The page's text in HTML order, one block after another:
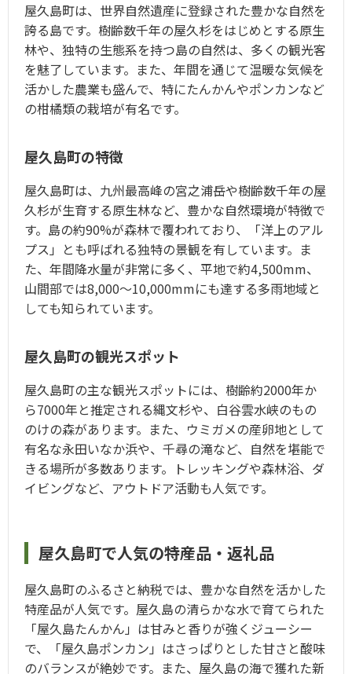
屋久島町は、世界自然遺産に登録された豊かな自然を
誇る島です。樹齢数千年の屋久杉をはじめとする原生
林や、独特の生態系を持つ島の自然は、多くの観光客
を魅了しています。また、年間を通じて温暖な気候を
活かした農業も盛んで、特にたんかんやポンカンなど
の柑橘類の栽培が有名です。
屋久島町の特徴
屋久島町は、九州最高峰の宮之浦岳や樹齢数千年の屋
久杉が生育する原生林など、豊かな自然環境が特徴で
す。島の約90%が森林で覆われており、「洋上のアル
プス」とも呼ばれる独特の景観を有しています。ま
た、年間降水量が非常に多く、平地で約4,500mm、
山間部では8,000～10,000mmにも達する多雨地域と
しても知られています。
屋久島町の観光スポット
屋久島町の主な観光スポットには、樹齢約2000年か
ら7000年と推定される縄文杉や、白谷雲水峡のもの
のけの森があります。また、ウミガメの産卵地として
有名な永田いなか浜や、千尋の滝など、自然を堪能で
きる場所が多数あります。トレッキングや森林浴、ダ
イビングなど、アウトドア活動も人気です。
屋久島町で人気の特産品・返礼品
屋久島町のふるさと納税では、豊かな自然を活かした
特産品が人気です。屋久島の清らかな水で育てられた
「屋久島たんかん」は甘みと香りが強くジューシー
で、「屋久島ポンカン」はさっぱりとした甘さと酸味
のバランスが絶妙です。また、屋久島の海で獲れた新